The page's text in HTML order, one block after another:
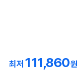
최저 111,860원